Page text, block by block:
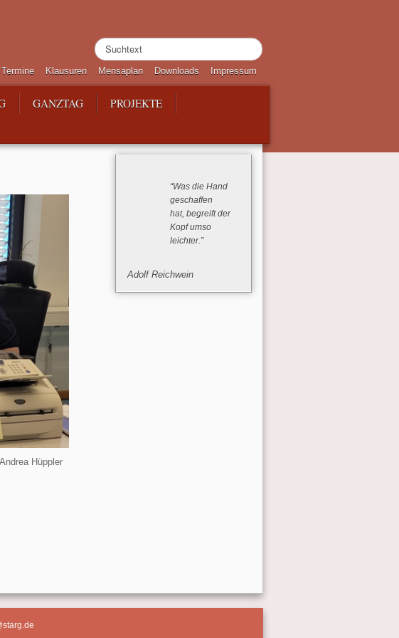
Suchen
...
Termine Klausuren Mensaplan Downloads Impressum
GANZTAG
PROJEKTE
“Was die Hand
geschaffen
hat, begreift der
Kopf umso
leichter.”
Adolf Reichwein